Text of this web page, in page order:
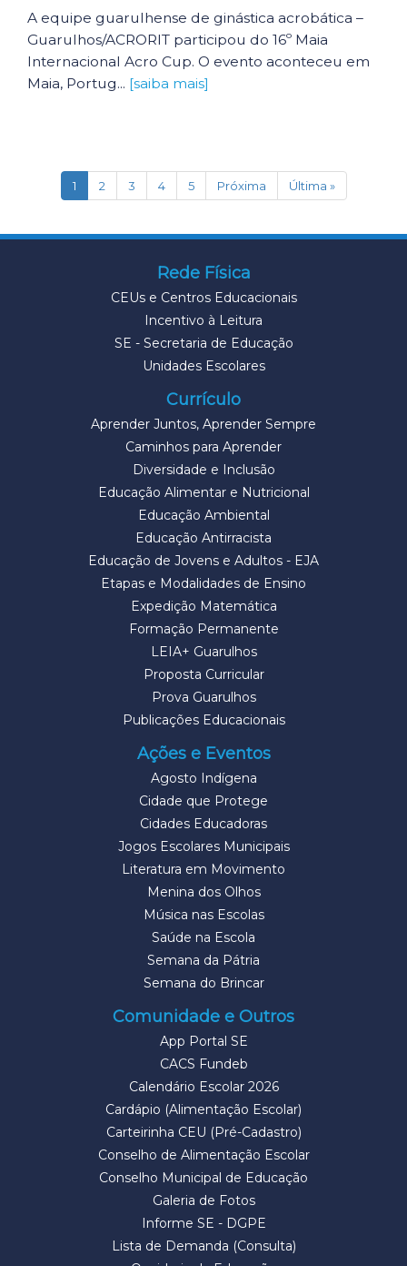
A equipe guarulhense de ginástica acrobática –
Guarulhos/ACRORIT participou do 16º Maia
Internacional Acro Cup. O evento aconteceu em
Maia, Portug... [saiba mais]
1(current)
2 3 4 5 Próxima Última »
Rede Física
CEUs e Centros Educacionais
Incentivo à Leitura
SE - Secretaria de Educação
Unidades Escolares
Currículo
Aprender Juntos, Aprender Sempre
Caminhos para Aprender
Diversidade e Inclusão
Educação Alimentar e Nutricional
Educação Ambiental
Educação Antirracista
Educação de Jovens e Adultos - EJA
Etapas e Modalidades de Ensino
Expedição Matemática
Formação Permanente
LEIA+ Guarulhos
Proposta Curricular
Prova Guarulhos
Publicações Educacionais
Ações e Eventos
Agosto Indígena
Cidade que Protege
Cidades Educadoras
Jogos Escolares Municipais
Literatura em Movimento
Menina dos Olhos
Música nas Escolas
Saúde na Escola
Semana da Pátria
Semana do Brincar
Comunidade e Outros
App Portal SE
CACS Fundeb
Calendário Escolar 2026
Cardápio (Alimentação Escolar)
Carteirinha CEU (Pré-Cadastro)
Conselho de Alimentação Escolar
Conselho Municipal de Educação
Galeria de Fotos
Informe SE - DGPE
Lista de Demanda (Consulta)